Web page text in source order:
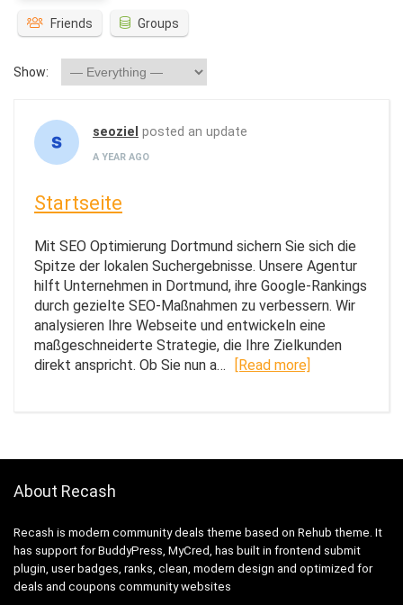
Friends Groups
Show:
seoziel posted an update
A YEAR AGO
Startseite
Mit SEO Optimierung Dortmund sichern Sie sich die
Spitze der lokalen Suchergebnisse. Unsere Agentur
hilft Unternehmen in Dortmund, ihre Google-Rankings
durch gezielte SEO-Maßnahmen zu verbessern. Wir
analysieren Ihre Webseite und entwickeln eine
maßgeschneiderte Strategie, die Ihre Zielkunden
direkt anspricht. Ob Sie nun a…
[Read more]
About Recash
Recash is modern community deals theme based on Rehub theme. It
has support for BuddyPress, MyCred, has built in frontend submit
plugin, user badges, ranks, clean, modern design and optimized for
deals and coupons community websites